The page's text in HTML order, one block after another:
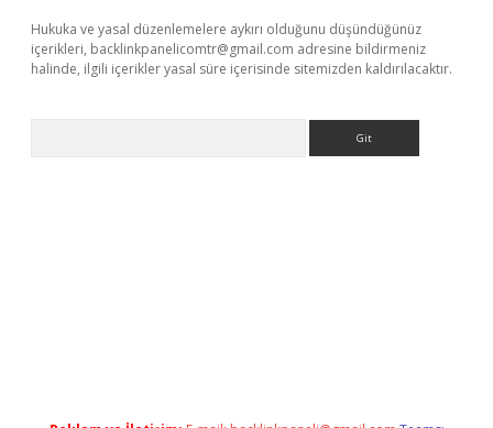
Hukuka ve yasal düzenlemelere aykırı olduğunu düşündüğünüz
içerikleri, backlinkpanelicomtr@gmail.com adresine bildirmeniz
halinde, ilgili içerikler yasal süre içerisinde sitemizden kaldırılacaktır.